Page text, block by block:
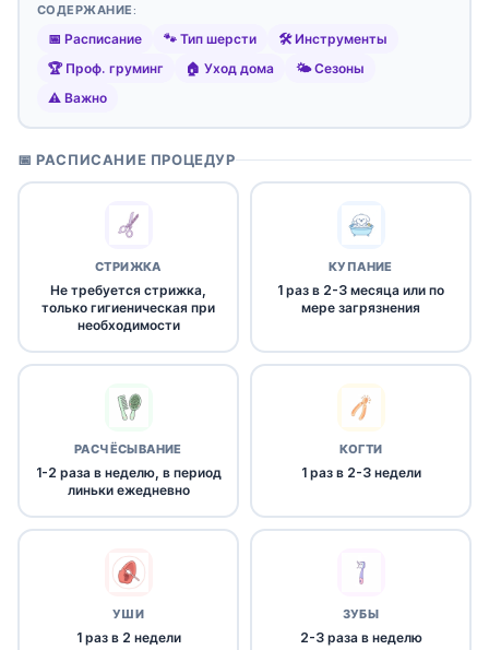
СОДЕРЖАНИЕ:
📅 Расписание 🐾 Тип шерсти
🛠️ Инструменты
🏆 Проф. груминг
🏠 Уход дома
🌤️ Сезоны
⚠️ Важно
📅 РАСПИСАНИЕ ПРОЦЕДУР
СТРИЖКА
Не требуется стрижка,
только гигиеническая при
необходимости
КУПАНИЕ
1 раз в 2-3 месяца или по
мере загрязнения
РАСЧЁСЫВАНИЕ
1-2 раза в неделю, в период
линьки ежедневно
КОГТИ
1 раз в 2-3 недели
УШИ
1 раз в 2 недели
ЗУБЫ
2-3 раза в неделю